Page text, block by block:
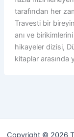
tarafından her
Travesti bir
anı ve
hikayeler dizisi,
kitaplar arasında
Copyright © 2026